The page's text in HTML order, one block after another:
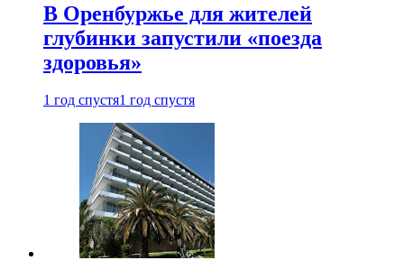
В Оренбуржье для жителей
глубинки запустили «поезда
здоровья»
1 год спустя1 год спустя